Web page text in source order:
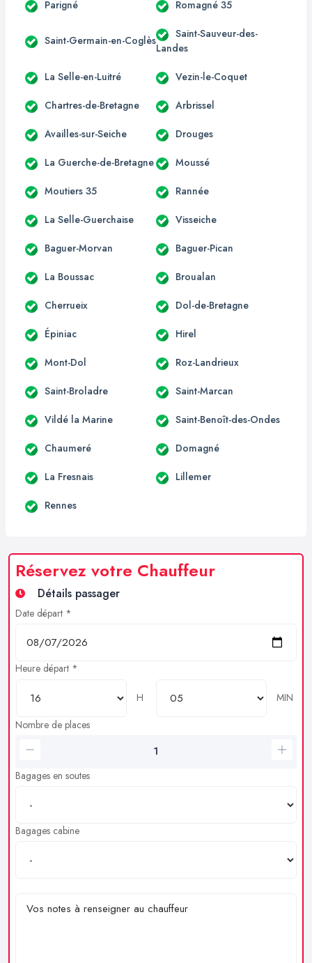
Parigné Romagné 35
Saint-Germain-en-Coglès
Saint-Sauveur-des-
Landes
La Selle-en-Luitré Vezin-le-Coquet
Chartres-de-Bretagne Arbrissel
Availles-sur-Seiche Drouges
La Guerche-de-Bretagne Moussé
Moutiers 35 Rannée
La Selle-Guerchaise Visseiche
Baguer-Morvan Baguer-Pican
La Boussac Broualan
Cherrueix Dol-de-Bretagne
Épiniac Hirel
Mont-Dol Roz-Landrieux
Saint-Broladre Saint-Marcan
Vildé la Marine Saint-Benoît-des-Ondes
Chaumeré Domagné
La Fresnais Lillemer
Rennes
Réservez votre Chauffeur
Détails passager
Date départ *
Heure départ *
H
MIN
Nombre de places
Bagages en soutes
Bagages cabine